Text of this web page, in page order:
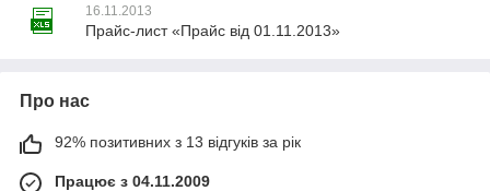
16.11.2013
Прайс-лист «Прайс від 01.11.2013»
Про нас
92% позитивних з 13 відгуків за рік
Працює з 04.11.2009